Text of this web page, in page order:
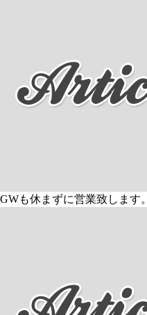
GWも休まずに営業致します。